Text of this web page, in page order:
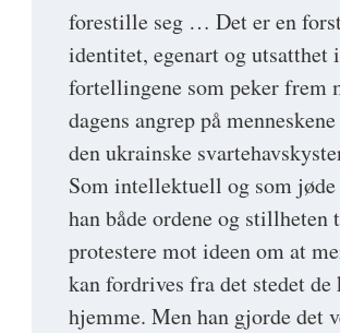
forestille seg … Det er en
identitet, egenart og utsatthet
fortellingene som peker frem
dagens angrep på
den ukrainske
Som intellektuell og som
han både ordene og stillheten
protestere mot ideen om at
kan fordrives fra det stedet
hjemme. Men han gjorde det